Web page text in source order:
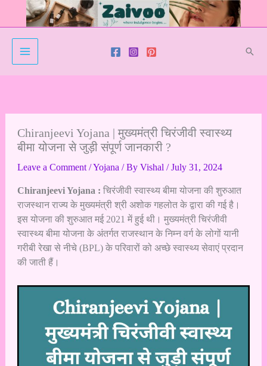
Chiranjeevi Yojana | मुख्यमंत्री चिरंजीवी स्वास्थ्य
बीमा योजना से जुड़ी संपूर्ण जानकारी ?
Leave a Comment /Yojana / By Vishal /July 31, 2024
Chiranjeevi Yojana : चिरंजीवी स्वास्थ्य बीमा योजना की शुरुआत
राजस्थान राज्य के मुख्यमंत्री श्री अशोक गहलोत के द्वारा की गई है।
इस योजना की शुरुआत मई 2021 में हुई थी। मुख्यमंत्री चिरंजीवी
स्वास्थ्य बीमा योजना के अंतर्गत राजस्थान के निम्न वर्ग के लोगों यानी
गरीबी रेखा से नीचे (BPL) के परिवारों को अच्छे स्वास्थ्य सेवाएं प्रदान
की जाती हैं।